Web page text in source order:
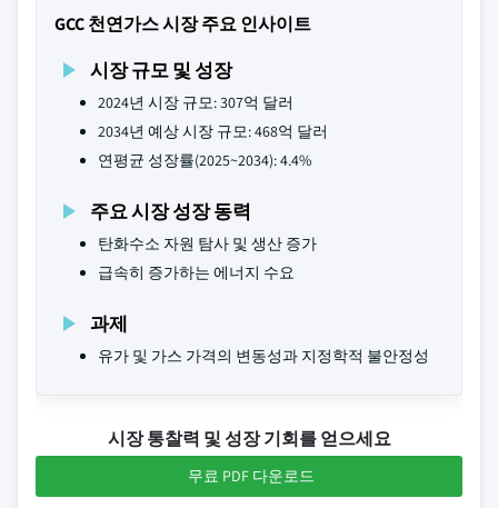
GCC 천연가스 시장 주요 인사이트
시장 규모 및 성장
2024년 시장 규모: 307억 달러
2034년 예상 시장 규모: 468억 달러
연평균 성장률(2025~2034): 4.4%
주요 시장 성장 동력
탄화수소 자원 탐사 및 생산 증가
급속히 증가하는 에너지 수요
과제
유가 및 가스 가격의 변동성과 지정학적 불안정성
시장 통찰력 및 성장 기회를 얻으세요
무료 PDF 다운로드